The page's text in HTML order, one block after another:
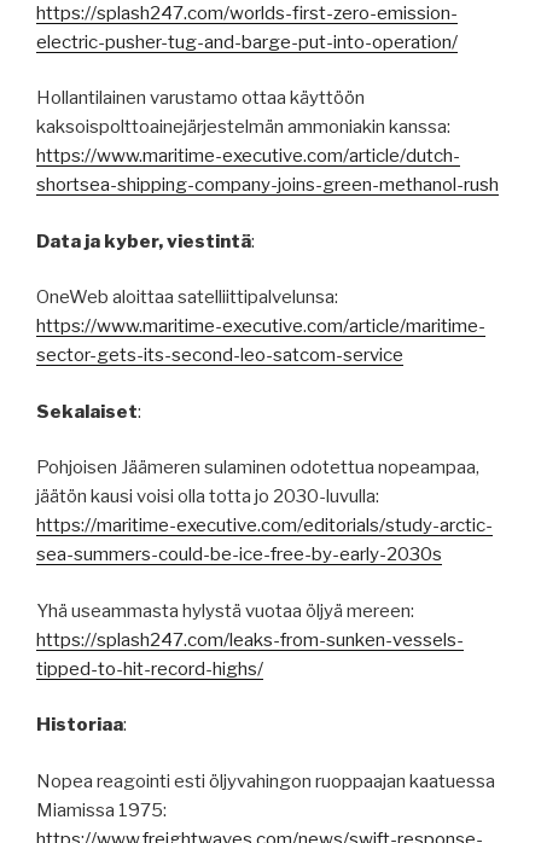
https://splash247.com/worlds-first-zero-emission-
electric-pusher-tug-and-barge-put-into-operation/
Hollantilainen varustamo ottaa käyttöön
kaksoispolttoainejärjestelmän ammoniakin kanssa:
https://www.maritime-executive.com/article/dutch-
shortsea-shipping-company-joins-green-methanol-rush
Data ja kyber, viestintä:
OneWeb aloittaa satelliittipalvelunsa:
https://www.maritime-executive.com/article/maritime-
sector-gets-its-second-leo-satcom-service
Sekalaiset:
Pohjoisen Jäämeren sulaminen odotettua nopeampaa,
jäätön kausi voisi olla totta jo 2030-luvulla:
https://maritime-executive.com/editorials/study-arctic-
sea-summers-could-be-ice-free-by-early-2030s
Yhä useammasta hylystä vuotaa öljyä mereen:
https://splash247.com/leaks-from-sunken-vessels-
tipped-to-hit-record-highs/
Historiaa:
Nopea reagointi esti öljyvahingon ruoppaajan kaatuessa
Miamissa 1975: